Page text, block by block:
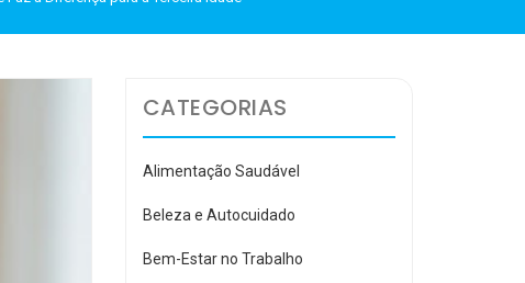
CATEGORIAS
Alimentação Saudável
Beleza e Autocuidado
Bem-Estar no Trabalho